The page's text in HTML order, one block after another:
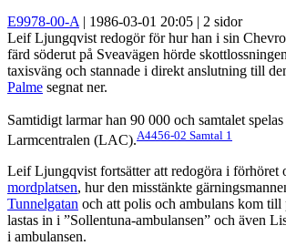
E9978-00-A | 1986-03-01 20:05 | 2 sidor
Leif Ljungqvist redogör för hur han i sin
färd söderut på Sveavägen hörde
taxisväng och stannade i direkt anslutning till
Palme segnat ner.
Samtidigt larmar han 90 000 och samtalet
Larmcentralen (LAC).A4456-02 Samtal 1
Leif Ljungqvist fortsätter att redogöra i förhöret
mordplatsen, hur den misstänkte
Tunnelgatan och att polis och ambulans kom till
lastas in i ”Sollentuna-ambulansen” och även
i ambulansen.